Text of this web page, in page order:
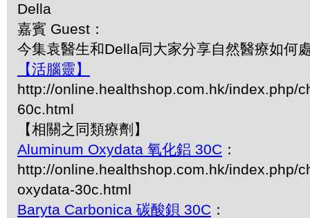
Della
嘉賓 Guest：
今集袁醫生和Della同大家分享自然醫療如何
【活腦靈】
http://online.healthshop.com.hk/index.php/
60c.html
【相關之同類療劑】
Aluminum Oxydata 氧化鋁 30C ：
http://online.healthshop.com.hk/index.php/
oxydata-30c.html
Baryta Carbonica 碳酸鋇 30C ：